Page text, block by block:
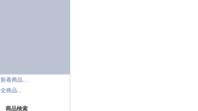
新着商品...
全商品...
商品検索